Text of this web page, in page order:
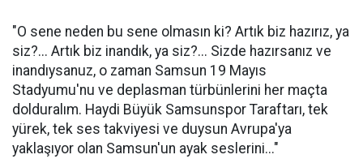
"O sene neden bu sene olmasın ki? Artık biz hazırız, ya
siz?... Artık biz inandık, ya siz?... Sizde hazırsanız ve
inandıysanuz, o zaman Samsun 19 Mayıs
Stadyumu'nu ve deplasman türbünlerini her maçta
dolduralım. Haydi Büyük Samsunspor Taraftarı, tek
yürek, tek ses takviyesi ve duysun Avrupa'ya
yaklaşıyor olan Samsun'un ayak seslerini..."